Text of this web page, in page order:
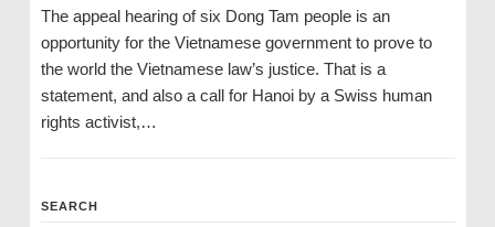
The appeal hearing of six Dong Tam people is an
opportunity for the Vietnamese government to prove to
the world the Vietnamese law’s justice. That is a
statement, and also a call for Hanoi by a Swiss human
rights activist,…
SEARCH